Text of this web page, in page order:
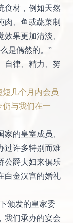
食材，例如天然
肉、鱼或蔬菜制
果更加清淡、
是偶然的。”
自律、精力、努
短几个月内会员
仍与我们在一
的皇室成员、
过许多特别而难
公爵夫妇来俱乐
白金汉宫的婚礼
颁发的皇家委
我们承办的宴会